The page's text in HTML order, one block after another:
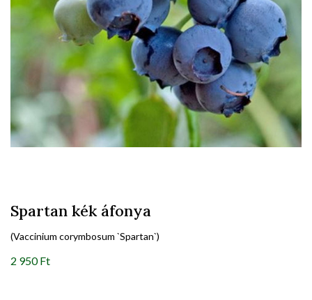
Spartan kék áfonya
(Vaccinium corymbosum `Spartan`)
2 950 Ft